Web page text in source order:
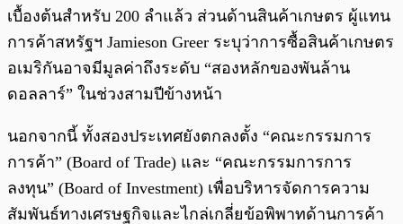
เบื้องต้นสำหรับ 200 ลำแล้ว ส่วนด้านสินค้าเกษตร ผู้แทน
การค้าสหรัฐฯ Jamieson Greer ระบุว่าการซื้อสินค้าเกษตร
อเมริกันอาจมีมูลค่าถึงระดับ “สองหลักของพันล้าน
ดอลลาร์” ในช่วงสามปีข้างหน้า
นอกจากนี้ ทั้งสองประเทศยังตกลงตั้ง “คณะกรรมการ
การค้า” (Board of Trade) และ “คณะกรรมการการ
ลงทุน” (Board of Investment) เพื่อบริหารจัดการความ
สัมพันธ์ทางเศรษฐกิจและไกล่เกลี่ยข้อพิพาทด้านการค้า